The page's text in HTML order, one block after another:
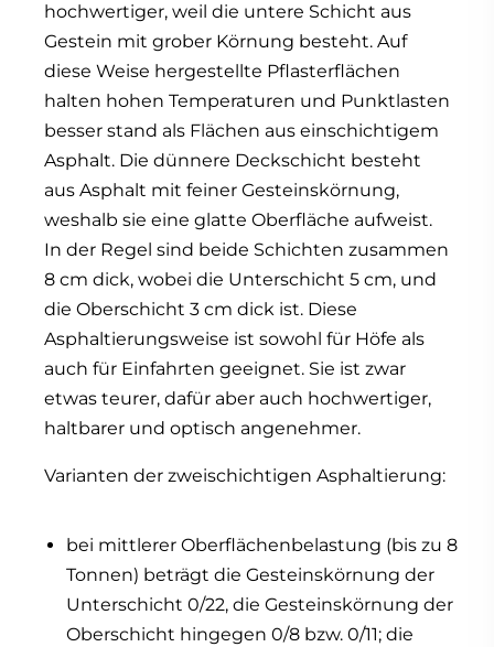
hochwertiger, weil die untere Schicht aus
Gestein mit grober Körnung besteht. Auf
diese Weise hergestellte Pflasterflächen
halten hohen Temperaturen und Punktlasten
besser stand als Flächen aus einschichtigem
Asphalt. Die dünnere Deckschicht besteht
aus Asphalt mit feiner Gesteinskörnung,
weshalb sie eine glatte Oberfläche aufweist.
In der Regel sind beide Schichten zusammen
8 cm dick, wobei die Unterschicht 5 cm, und
die Oberschicht 3 cm dick ist. Diese
Asphaltierungsweise ist sowohl für Höfe als
auch für Einfahrten geeignet. Sie ist zwar
etwas teurer, dafür aber auch hochwertiger,
haltbarer und optisch angenehmer.
Varianten der zweischichtigen Asphaltierung:
bei mittlerer Oberflächenbelastung (bis zu 8
Tonnen) beträgt die Gesteinskörnung der
Unterschicht 0/22, die Gesteinskörnung der
Oberschicht hingegen 0/8 bzw. 0/11; die